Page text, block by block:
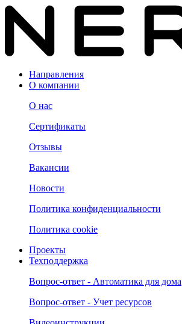
Направления
О компании
О нас
Сертификаты
Отзывы
Вакансии
Новости
Политика конфиденциальности
Политика cookie
Проекты
Техподдержка
Вопрос-ответ - Автоматика для дома
Вопрос-ответ - Учет ресурсов